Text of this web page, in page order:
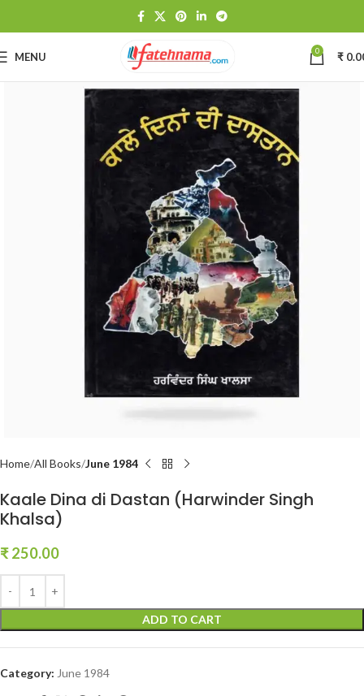
MENU 0 ₹
Home All Books June 1984
Kaale Dina di Dastan (Harwinder Singh
Khalsa)
₹250.00
ADD TO CART
Category: June 1984